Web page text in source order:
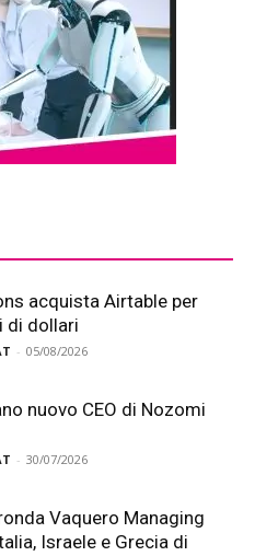
acquista Airtable per
di dollari
- 05/08/2026
nuovo CEO di Nozomi
- 30/07/2026
Vaquero Managing
Israele e Grecia di